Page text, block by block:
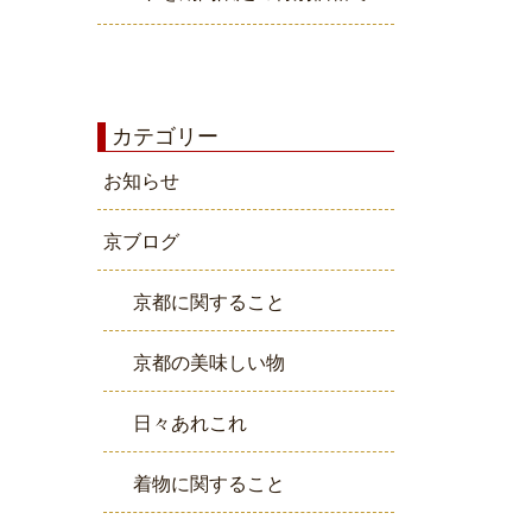
カテゴリー
お知らせ
京ブログ
京都に関すること
京都の美味しい物
日々あれこれ
着物に関すること